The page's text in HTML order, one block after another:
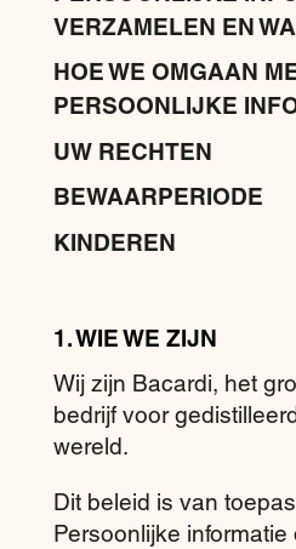
VERZAMELEN EN
HOE WE OMGAAN
PERSOONLIJKE
UW RECHTEN
BEWAARPERIODE
KINDEREN
1. WIE WE ZIJN
Wij zijn Bacardi, het
bedrijf voor
wereld.
Dit beleid is van
Persoonlijke